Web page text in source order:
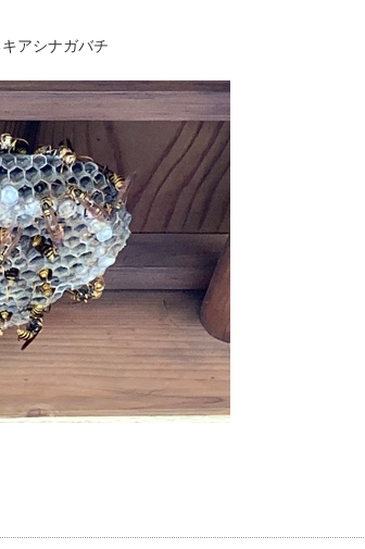
アシナガバチ